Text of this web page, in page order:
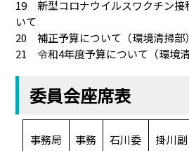
19 新型コロナウイルスワクチン接
いて
20 補正予算について（環境清掃部）
21 令和4年度予算について（環境清
委員会座席表
事務局
事務
石川委
掛川副